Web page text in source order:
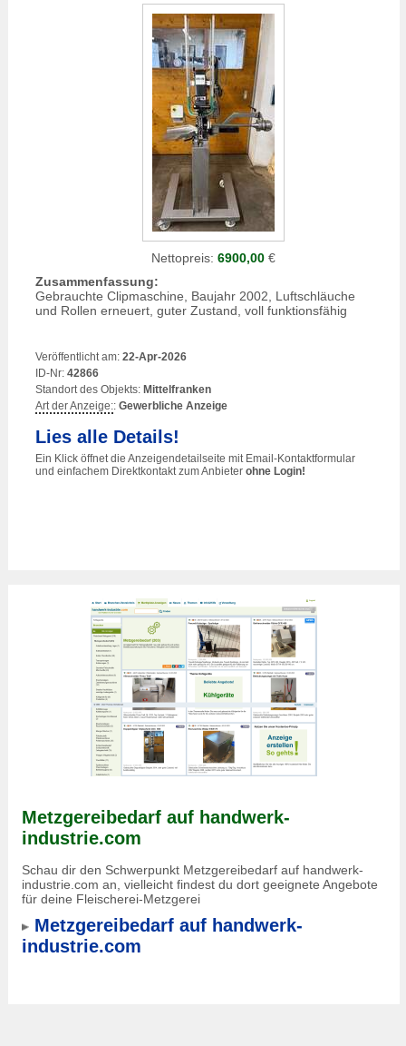
Nettopreis: 6900,00€
Zusammenfassung:
Gebrauchte Clipmaschine, Baujahr 2002, Luftschläuche
und Rollen erneuert, guter Zustand, voll funktionsfähig
Veröffentlicht am: 22-Apr-2026
ID-Nr: 42866
Standort des Objekts: Mittelfranken
Art der Anzeige:: Gewerbliche Anzeige
Lies alle Details!
Ein Klick öffnet die Anzeigendetailseite mit Email-Kontaktformular
und einfachem Direktkontakt zum Anbieter ohne Login!
Metzgereibedarf auf handwerk-
industrie.com
Schau dir den Schwerpunkt Metzgereibedarf auf handwerk-
industrie.com an, vielleicht findest du dort geeignete Angebote
für deine Fleischerei-Metzgerei
Metzgereibedarf auf handwerk-
industrie.com